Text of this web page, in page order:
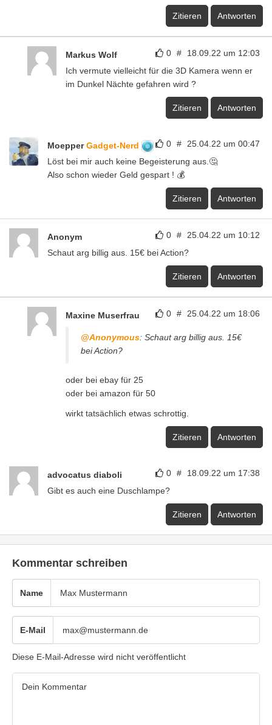
Zitieren Antworten
0 # 18.09.22 um 12:03
Markus Wolf
Ich vermute vielleicht für die 3D Kamera wenn er
im Dunkel Nächte gefahren wird ?
Zitieren Antworten
0 # 25.04.22 um 00:47
MoepperGadget-Nerd
Löst bei mir auch keine Begeisterung aus.🤔
Also schon wieder Geld gespart ! 💰
Zitieren Antworten
0 # 25.04.22 um 10:12
Anonym
Schaut arg billig aus. 15€ bei Action?
Zitieren Antworten
0 # 25.04.22 um 18:06
Maxine Muserfrau
@Anonymous: Schaut arg billig aus. 15€
bei Action?
oder bei ebay für 25
oder bei amazon für 50
wirkt tatsächlich etwas schrottig.
Zitieren Antworten
0 # 18.09.22 um 17:38
advocatus diaboli
Gibt es auch eine Duschlampe?
Zitieren Antworten
Kommentar schreiben
Name
E-Mail
Diese E-Mail-Adresse wird nicht veröffentlicht